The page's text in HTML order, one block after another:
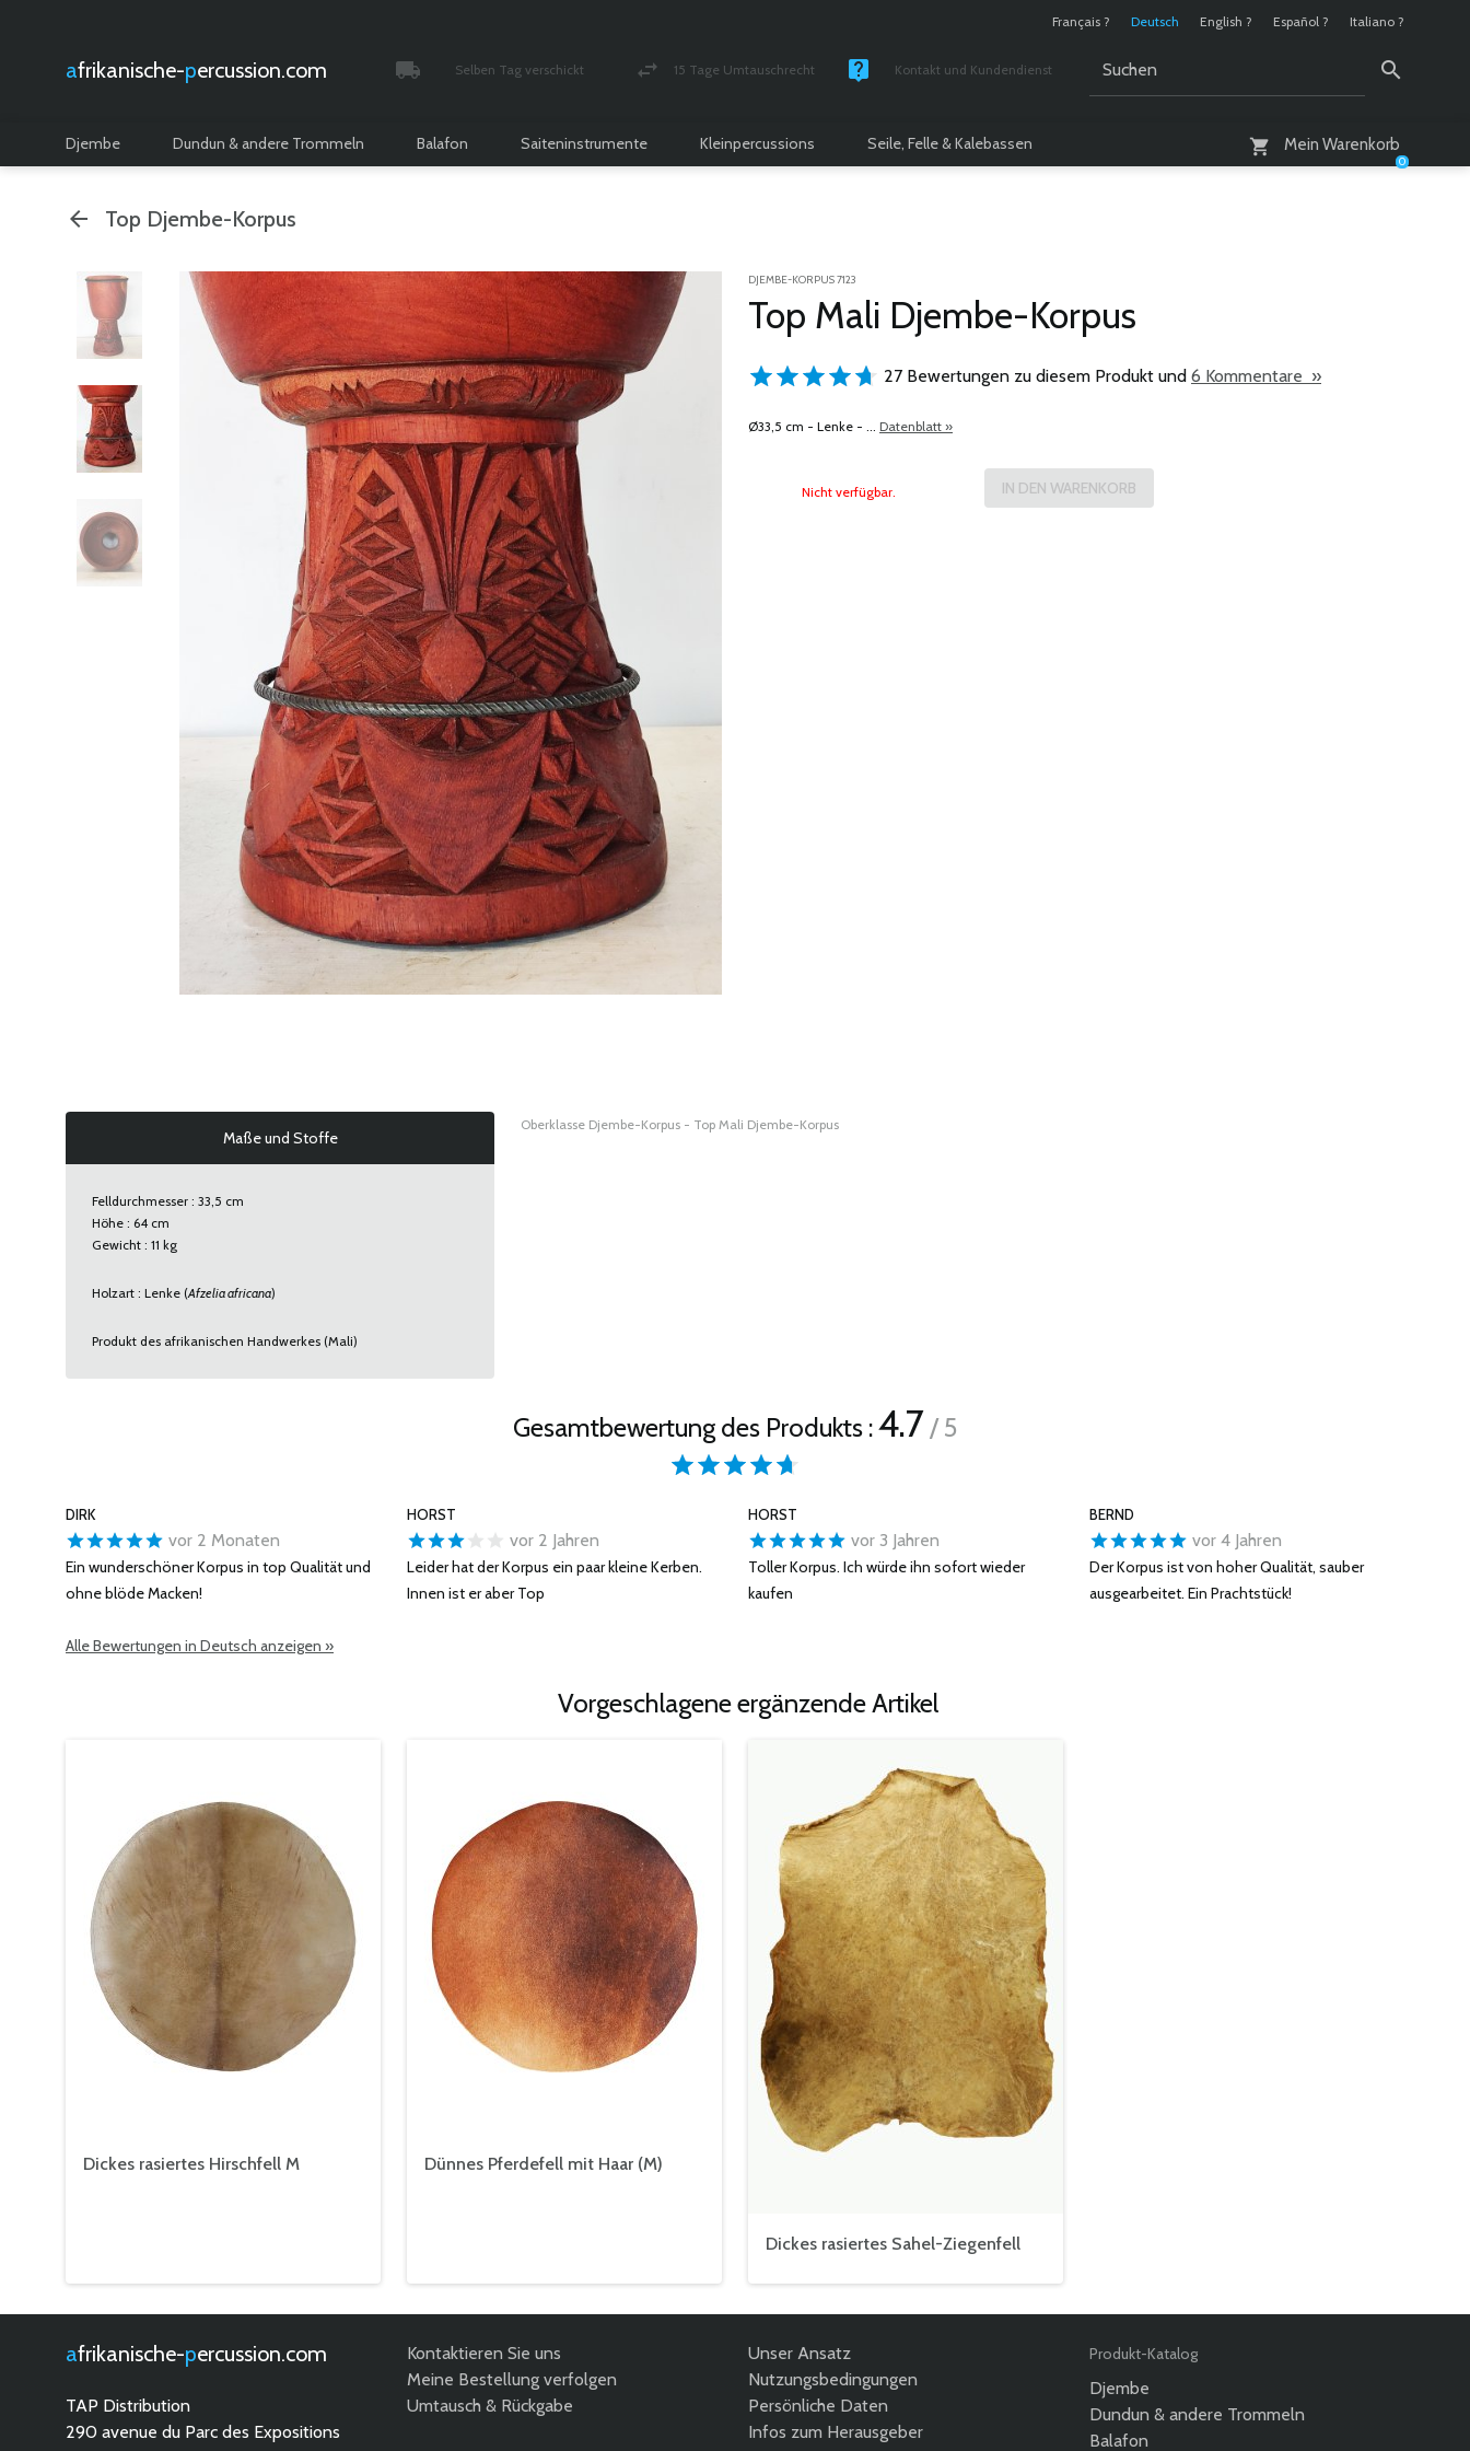
Français ? Deutsch English ? Español ? Italiano ?
afrikanische- percussion.com Selben Tag verschickt 15 Tage Umtauschrecht Kontakt und Kundendienst
Mein Warenkorb
0
Djembe Dundun & andere Trommeln Balafon Saiteninstrumente Kleinpercussions Seile, Felle & Kalebassen
Top Djembe-Korpus
DJEMBE-KORPUS 7123
Top Mali Djembe-Korpus
27 Bewertungen zu diesem Produkt und 6 Kommentare »
Ø33,5 cm - Lenke - ... Datenblatt »
Nicht verfügbar.
Maße und Stoffe
Felldurchmesser : 33,5 cm
Höhe : 64 cm
Gewicht : 11 kg
Holzart : Lenke (Afzelia africana)
Produkt des afrikanischen Handwerkes (Mali)
Oberklasse Djembe-Korpus - Top Mali Djembe-Korpus
Gesamtbewertung des Produkts :4.7/ 5
DIRK
vor 2 Monaten
Ein wunderschöner Korpus in top Qualität und
ohne blöde Macken!
HORST
vor 2 Jahren
Leider hat der Korpus ein paar kleine Kerben.
Innen ist er aber Top
HORST
vor 3 Jahren
Toller Korpus. Ich würde ihn sofort wieder
kaufen
BERND
vor 4 Jahren
Der Korpus ist von hoher Qualität, sauber
ausgearbeitet. Ein Prachtstück!
Alle Bewertungen in Deutsch anzeigen »
Vorgeschlagene ergänzende Artikel
Dickes rasiertes Hirschfell M Dünnes Pferdefell mit Haar (M)
Dickes rasiertes Sahel-Ziegenfell
afrikanische- percussion.com
TAP Distribution
290 avenue du Parc des Expositions
Kontaktieren Sie uns
Meine Bestellung verfolgen
Umtausch & Rückgabe
Unser Ansatz
Nutzungsbedingungen
Persönliche Daten
Infos zum Herausgeber
Produkt-Katalog
Djembe
Dundun & andere Trommeln
Balafon